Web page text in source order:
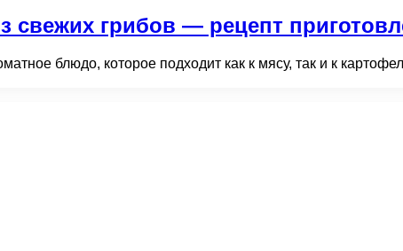
свежих грибов — рецепт
блюдо, которое подходит как к мясу, так и к